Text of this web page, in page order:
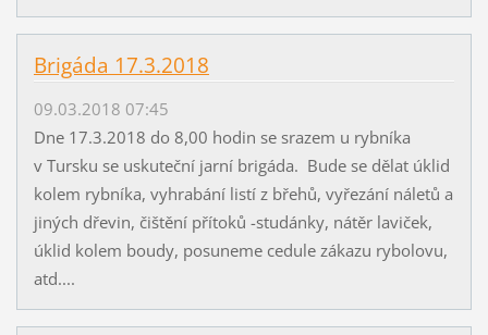
Brigáda 17.3.2018
09.03.2018 07:45
Dne 17.3.2018 do 8,00 hodin se srazem u rybníka
v Tursku se uskuteční jarní brigáda. Bude se dělat úklid
kolem rybníka, vyhrabání listí z břehů, vyřezání náletů a
jiných dřevin, čištění přítoků -studánky, nátěr laviček,
úklid kolem boudy, posuneme cedule zákazu rybolovu,
atd....